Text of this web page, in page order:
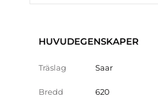
HUVUDEGENSKAPER
Träslag Saar
Bredd 620